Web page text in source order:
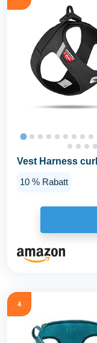
Vest Harness
10 % Rabatt
4